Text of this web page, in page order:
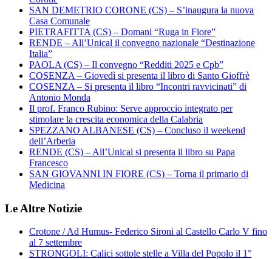
SAN DEMETRIO CORONE (CS) – S’inaugura la nuova
Casa Comunale
PIETRAFITTA (CS) – Domani “Ruga in Fiore”
RENDE – All’Unical il convegno nazionale “Destinazione
Italia”
PAOLA (CS) – Il convegno “Redditi 2025 e Cpb”
COSENZA – Giovedì si presenta il libro di Santo Gioffrè
COSENZA – Si presenta il libro “Incontri ravvicinati” di
Antonio Monda
Il prof. Franco Rubino: Serve approccio integrato per
stimolare la crescita economica della Calabria
SPEZZANO ALBANESE (CS) – Concluso il weekend
dell’Arberia
RENDE (CS) – All’Unical si presenta il libro su Papa
Francesco
SAN GIOVANNI IN FIORE (CS) – Torna il primario di
Medicina
Le Altre Notizie
Crotone / Ad Humus- Federico Sironi al Castello Carlo V fino
al 7 settembre
STRONGOLI: Calici sottole stelle a Villa del Popolo il 1°